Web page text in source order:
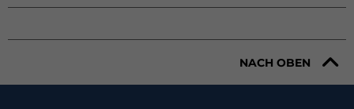
NACH OBEN